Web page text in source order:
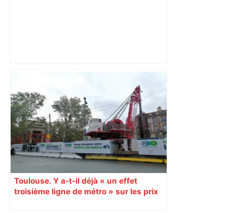
Actus et critiques culturelles en France
et dans le monde – Télérama
Toulouse. Y a-t-il déjà « un effet
troisième ligne de métro » sur les prix